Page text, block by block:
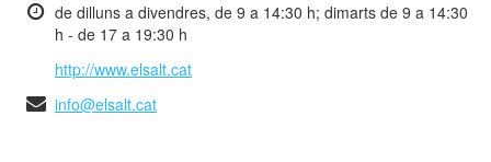
de dilluns a divendres, de 9 a 14:30 h; dimarts de 9 a 14:30
h - de 17 a 19:30 h
http://www.elsalt.cat
info@elsalt.cat